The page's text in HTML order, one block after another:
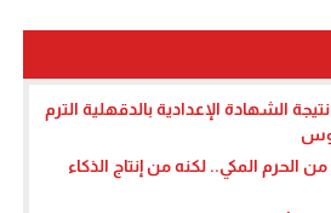
الشهادة الإعدادية بالدقهلية الترم
الحرم المكي.. لكنه من إنتاج الذكاء